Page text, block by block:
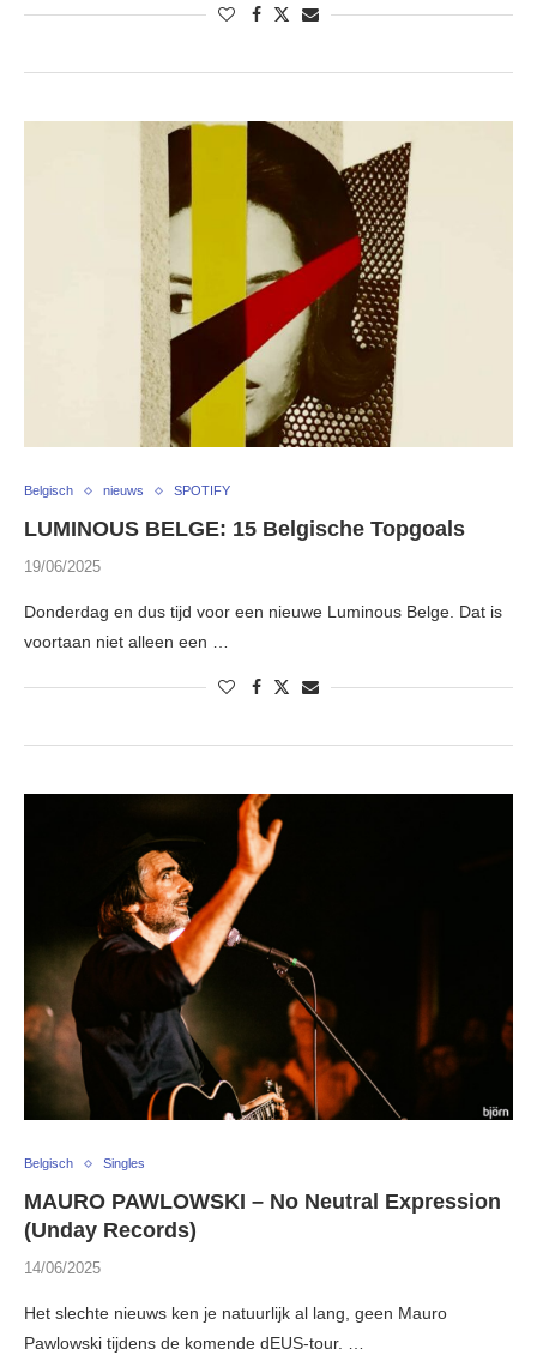
Belgisch nieuws SPOTIFY
LUMINOUS BELGE: 15 Belgische Topgoals
19/06/2025
Donderdag en dus tijd voor een nieuwe Luminous Belge. Dat is
voortaan niet alleen een …
Belgisch Singles
MAURO PAWLOWSKI – No Neutral Expression
(Unday Records)
14/06/2025
Het slechte nieuws ken je natuurlijk al lang, geen Mauro
Pawlowski tijdens de komende dEUS-tour. …